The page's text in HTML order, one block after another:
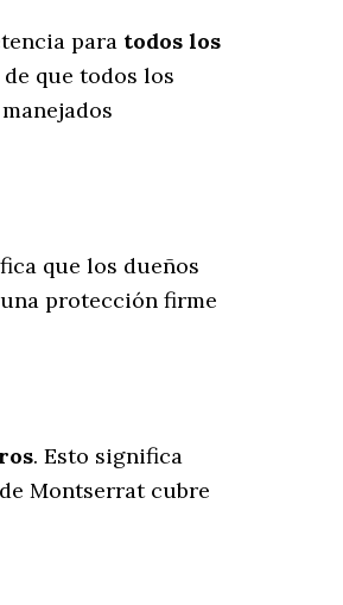
para todos los
que todos los
que los dueños
protección firme
. Esto significa
Montserrat cubre